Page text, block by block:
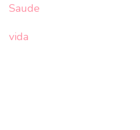
Saude
vida